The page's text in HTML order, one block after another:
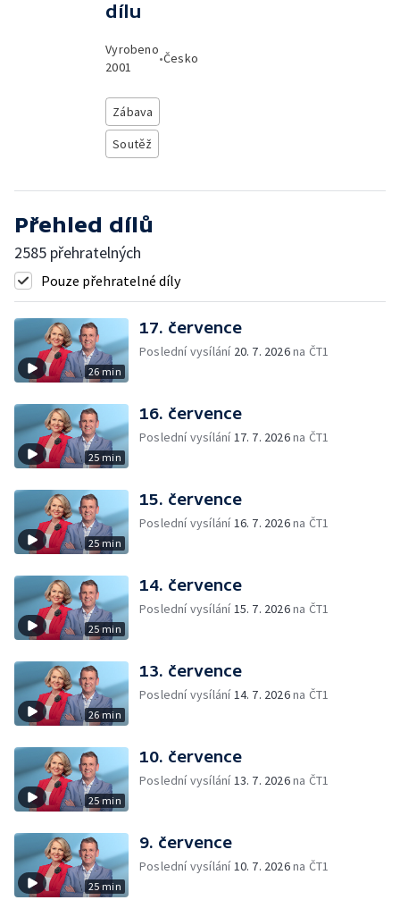
dílu
Vyrobeno
2001
•Česko
Zábava
Soutěž
Přehled dílů
2585 přehratelných
Pouze přehratelné díly
26 min
17. července
Poslední vysílání 20. 7. 2026na ČT1
25 min
16. července
Poslední vysílání17. 7. 2026na ČT1
25 min
15. července
Poslední vysílání16. 7. 2026na ČT1
25 min
14. července
Poslední vysílání15. 7. 2026na ČT1
26 min
13. července
Poslední vysílání14. 7. 2026na ČT1
25 min
10. července
Poslední vysílání13. 7. 2026na ČT1
25 min
9. července
Poslední vysílání10. 7. 2026na ČT1